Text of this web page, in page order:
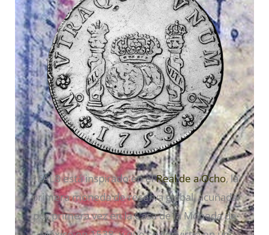
REAL8 está inspirado en elReal de a Ocho, la
primera moneda de reserva global, acuñada
por primera vez en la Casa de la Moneda de